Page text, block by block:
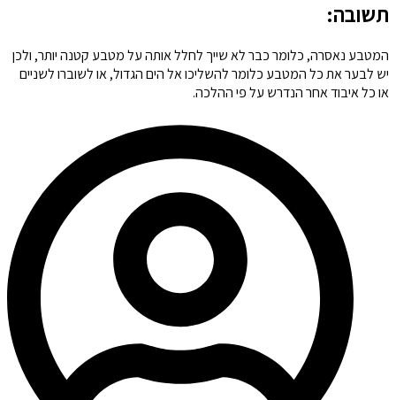
תשובה:
המטבע נאסרה, כלומר כבר לא שייך לחלל אותה על מטבע קטנה יותר, ולכן
יש לבער את כל המטבע כלומר להשליכו אל הים הגדול, או לשוברו לשניים
או כל איבוד אחר הנדרש על פי ההלכה.